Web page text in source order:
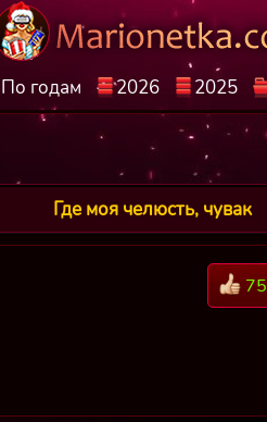
По годам 2026 2025
Где моя челюсть, чувак
75